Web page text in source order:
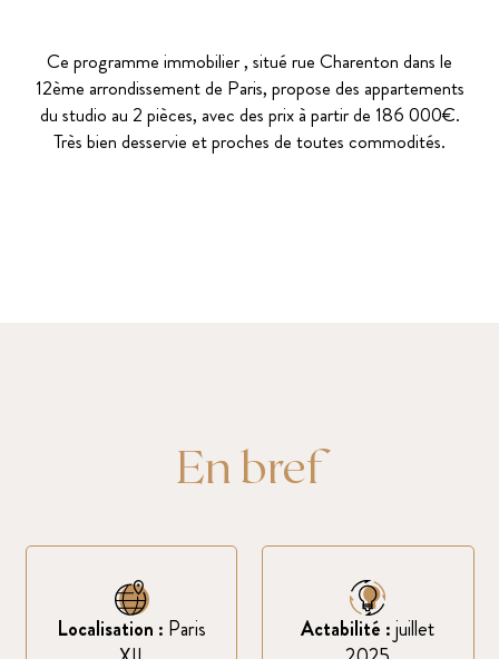
Ce programme immobilier , situé rue Charenton dans le
12ème arrondissement de Paris, propose des appartements
du studio au 2 pièces, avec des prix à partir de 186 000€.
Très bien desservie et proches de toutes commodités.
En bref
Localisation : Paris
Actabilité :juillet